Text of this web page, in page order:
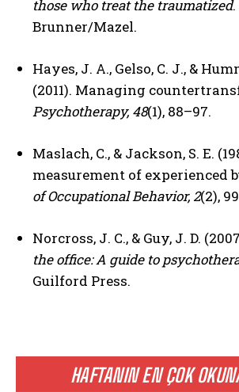
ABONE OL
Gizlilik politikasını
HAFTANIN EN ÇOK
those who treat the traumatized.
Brunner/Mazel.
Hayes, J. A., Gelso, C. J., &
(2011). Managing
Psychotherapy, 48(1), 88–97.
Maslach, C., & Jackson, S. E.
measurement of experienced
of Occupational Behavior, 2(2),
Norcross, J. C., & Guy, J. D.
the office: A guide to
Guilford Press.